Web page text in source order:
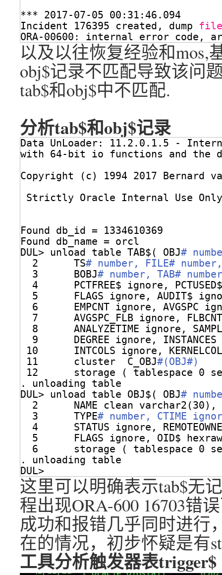
*** 2017-07-05 00:31:46.094
Incident 176395 created, dump file
ORA-00600: internal error
以及以往恢复经验和mos,
obj$记录不匹配导致该问
tab$和obj$中不匹配.
分析tab$和obj$记录
Data UnLoader: 11.2.0.1.5 -
with 64-bit io functions and the
Copyright (c) 1994 2017 Bernard
Strictly Oracle Internal Use Only
Found db_id = 1334610369
Found db_name = orcl
DUL> unload table TAB$( OBJ#
2      TS# number, FILE# number,
3      BOBJ# number, TAB#
4      PCTFREE$ ignore,
5      FLAGS ignore, AUDIT$
6      EMPCNT ignore, AVGSPC
7      AVGSPC_FLB ignore,
8      ANALYZETIME ignore,
9      DEGREE ignore,
10      INTCOLS ignore,
11      cluster  C_OBJ#(OBJ#)
12      storage ( tablespace 0
. unloading table
DUL> unload table OBJ$( OBJ#
2      NAME clean varchar2(30),
3      TYPE# number, CTIME
4      STATUS ignore,
5      FLAGS ignore, OID$
6      storage ( tablespace 0
. unloading table
DUL>
这里可以明确表示tab$无
程出现ORA-600 16703错
成功和报错几乎同时进行
在的情况，初步怀疑是有
工具分析触发器表trigger$